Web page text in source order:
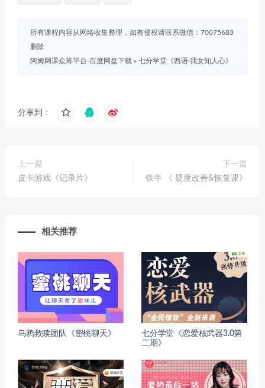
所有课程内容从网络收集整理，如有侵权请联系微信：70075683
删除
阿姆网课众筹平台-百度网盘下载 » 七分学堂《西语·我女知‬人心》
分享到：
上一篇
皮卡游戏《记录片》
下一篇
铁牛 《 硬度改善&恢复课》
相关推荐
乌鸦救赎团队《密桃聊天》
七分学堂《恋爱核武器3.0第
二期》